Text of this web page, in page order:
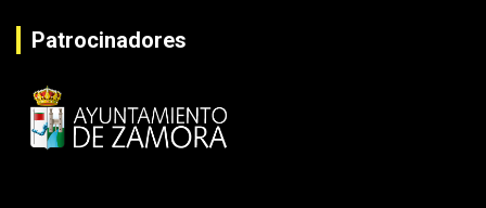
Patrocinadores